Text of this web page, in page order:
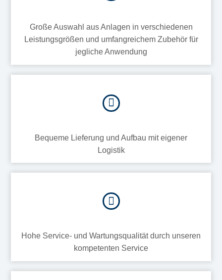
Große Auswahl aus Anlagen in verschiedenen
Leistungsgrößen und umfangreichem Zubehör für
jegliche Anwendung
Bequeme Lieferung und Aufbau mit eigener
Logistik
Hohe Service- und Wartungsqualität durch unseren
kompetenten Service